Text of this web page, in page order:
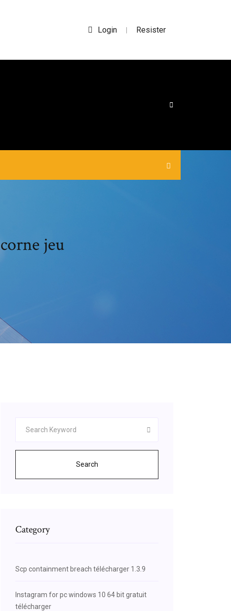
Login | Resister
jeu
Search
Category
Scp containment breach télécharger 1.3.9
Instagram for pc windows 10 64 bit gratuit
télécharger